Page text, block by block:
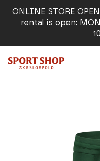
ONLINE STORE
rental is open: